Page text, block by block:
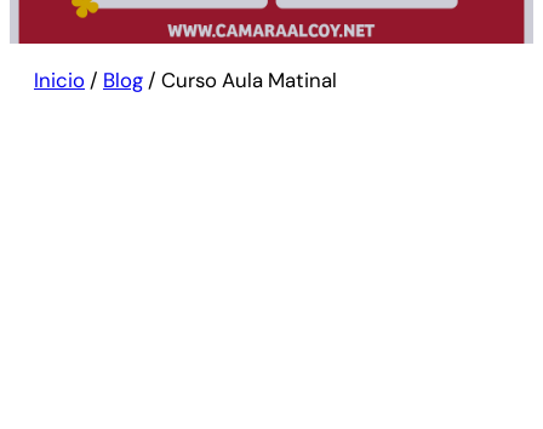
Inicio / Blog / Curso Aula Matinal